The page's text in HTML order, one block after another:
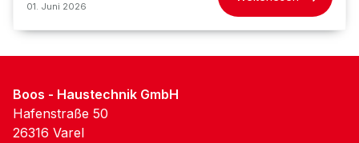
01. Juni 2026
Boos - Haustechnik GmbH
Hafenstraße 50
26316 Varel